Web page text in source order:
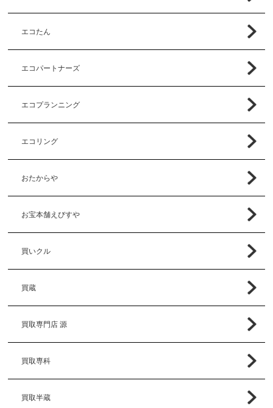
エコたん
エコパートナーズ
エコプランニング
エコリング
おたからや
お宝本舗えびすや
買いクル
買蔵
買取専門店 源
買取専科
買取半蔵